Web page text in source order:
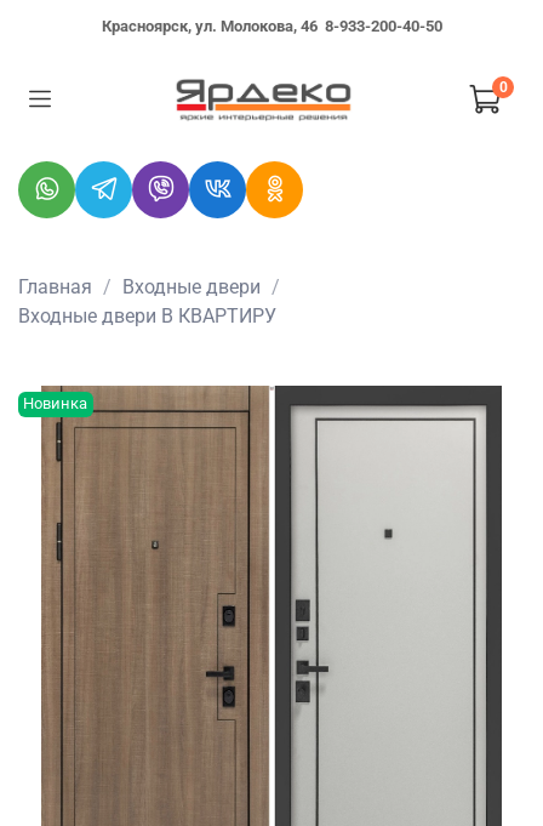
Красноярск, ул. Молокова, 46 8-933-200-40-50
0
Главная
Входные двери
Входные двери В КВАРТИРУ
Новинка